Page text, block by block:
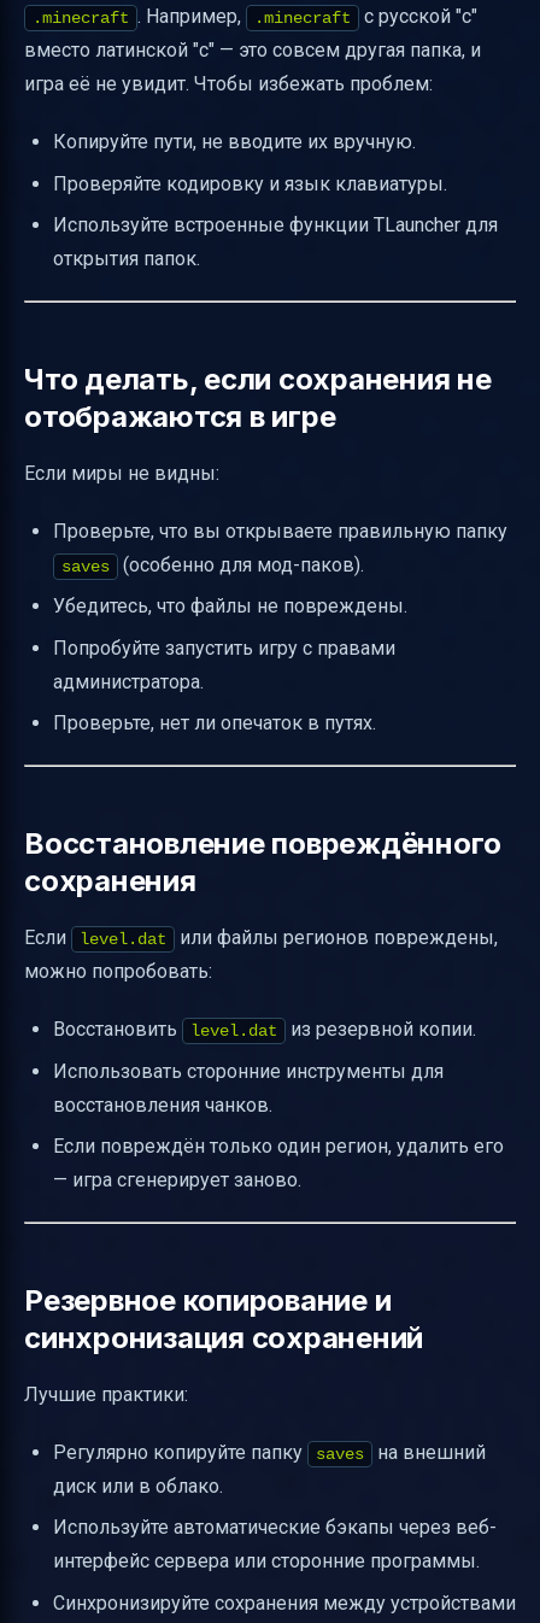
.minecraft . Например, .mineсraft
с русской "с"
вместо латинской "c" — это совсем другая папка, и
игра её не увидит. Чтобы избежать проблем:
Копируйте пути, не вводите их вручную.
Проверяйте кодировку и язык клавиатуры.
Используйте встроенные функции TLauncher для
открытия папок.
Что делать, если сохранения не
отображаются в игре
Если миры не видны:
Проверьте, что вы открываете правильную папку
saves
(особенно для мод-паков).
Убедитесь, что файлы не повреждены.
Попробуйте запустить игру с правами
администратора.
Проверьте, нет ли опечаток в путях.
Восстановление повреждённого
сохранения
Если level.dat
или файлы регионов повреждены,
можно попробовать:
Восстановить level.dat
из резервной копии.
Использовать сторонние инструменты для
восстановления чанков.
Если повреждён только один регион, удалить его
— игра сгенерирует заново.
Резервное копирование и
синхронизация сохранений
Лучшие практики:
Регулярно копируйте папку saves
на внешний
диск или в облако.
Используйте автоматические бэкапы через веб-
интерфейс сервера или сторонние программы.
Синхронизируйте сохранения между устройствами